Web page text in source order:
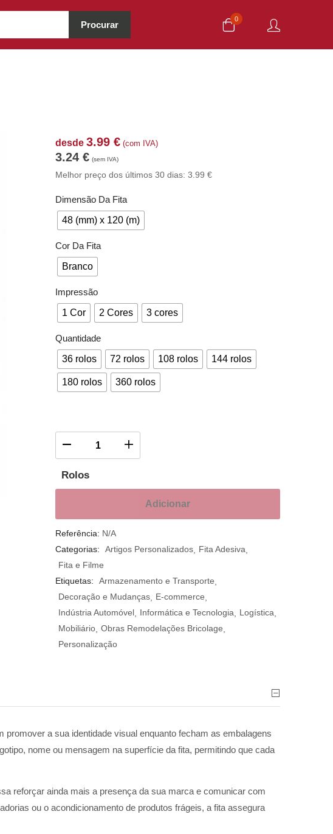
Procurar
0
desde 3.99 € (com IVA)
3.24 € (sem IVA)
Melhor preço dos últimos 30 dias: 3.99 €
Dimensão Da Fita
48 (mm) x 120 (m)
Cor Da Fita
Branco
Impressão
1 Cor
2 Cores 3 cores
Quantidade
36 rolos
72 rolos 108 rolos 144 rolos
180 rolos 360 rolos
Rolos
Adicionar
Referência: N/A
Categorias:
Artigos Personalizados
Fita Adesiva
Fita e Filme
Etiquetas:
Armazenamento e Transporte
Decoração e Mudanças
E-commerce
Indústria Automóvel
Informática e Tecnologia
Logística
Mobiliário Obras Remodelações Bricolage
Personalização
promover a sua identidade visual enquanto fecham as embalagens
nome ou mensagem na superfície da fita, permitindo que cada
reforçar ainda mais a presença da sua marca e comunicar com
ou o acondicionamento de produtos frágeis, a fita assegura